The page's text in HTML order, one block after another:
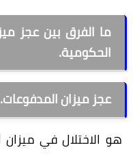
ما الفرق بين عجز
الحكومية.
عجز ميزان المدفوعات.
هو الاختلال في